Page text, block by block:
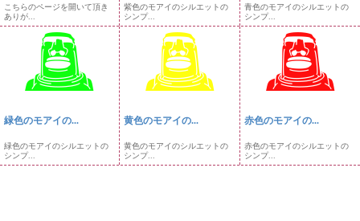
こちらのページを開いて頂き
ありが...
紫色のモアイのシルエットの
シンプ...
青色のモアイのシルエットの
シンプ...
緑色のモアイの...
緑色のモアイのシルエットの
シンプ...
黄色のモアイの...
黄色のモアイのシルエットの
シンプ...
赤色のモアイの...
赤色のモアイのシルエットの
シンプ...